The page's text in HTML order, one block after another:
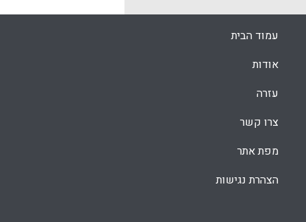
עמוד הבית
אודות
עזרה
צרו קשר
מפת אתר
הצהרת נגישות